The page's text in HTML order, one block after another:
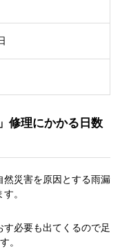
修理にかかる日数
然災害を原因とする雨漏
。
必要も出てくるので足
。